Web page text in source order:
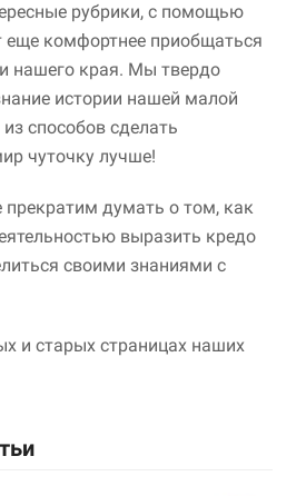
рубрики, с помощью
еще комфортнее приобщаться
нашего края. Мы твердо
истории нашей малой
способов сделать
чуточку лучше!
думать о том, как
выразить кредо
своими знаниями с
и старых страницах наших